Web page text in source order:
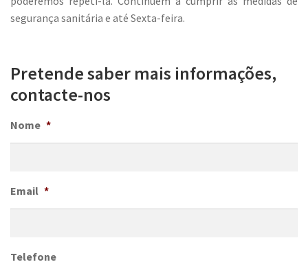
segurança sanitária e até Sexta-feira.
Pretende saber mais informações,
contacte-nos
Nome *
Email *
Telefone